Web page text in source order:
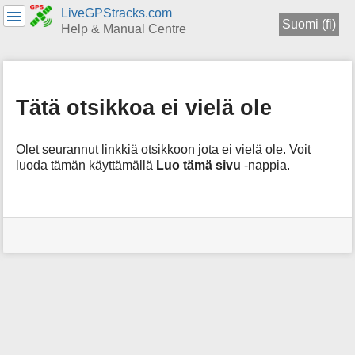
LiveGPStracks.com
Help & Manual Centre
Suomi (fi)
Tätä otsikkoa ei vielä ole
Olet seurannut linkkiä otsikkoon jota ei vielä ole. Voit
luoda tämän käyttämällä Luo tämä sivu -nappia.